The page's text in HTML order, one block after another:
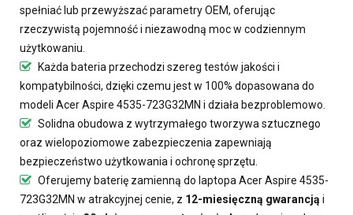
spełniać lub przewyższać parametry OEM, oferując
rzeczywistą pojemność i niezawodną moc w codziennym
użytkowaniu.
Każda bateria przechodzi szereg testów jakości i
kompatybilności, dzięki czemu jest w 100% dopasowana do
modeli Acer Aspire 4535-723G32MN i działa bezproblemowo.
Solidna obudowa z wytrzymałego tworzywa sztucznego
oraz wielopoziomowe zabezpieczenia zapewniają
bezpieczeństwo użytkowania i ochronę sprzętu.
Oferujemy baterię zamienną do laptopa Acer Aspire 4535-
723G32MN w atrakcyjnej cenie, z 12-miesięczną gwarancją i